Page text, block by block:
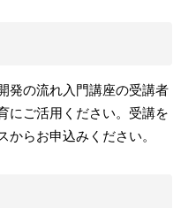
発の流れ入門講座の受講者
にご活用ください。受講を
からお申込みください。